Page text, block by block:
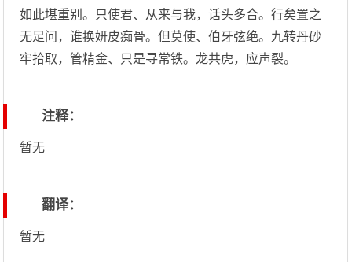
如此堪重别。只使君、从来与我，话头多合。行矣置之
无足问，谁换妍皮痴骨。但莫使、伯牙弦绝。九转丹砂
牢拾取，管精金、只是寻常铁。龙共虎，应声裂。
注释：
暂无
翻译：
暂无